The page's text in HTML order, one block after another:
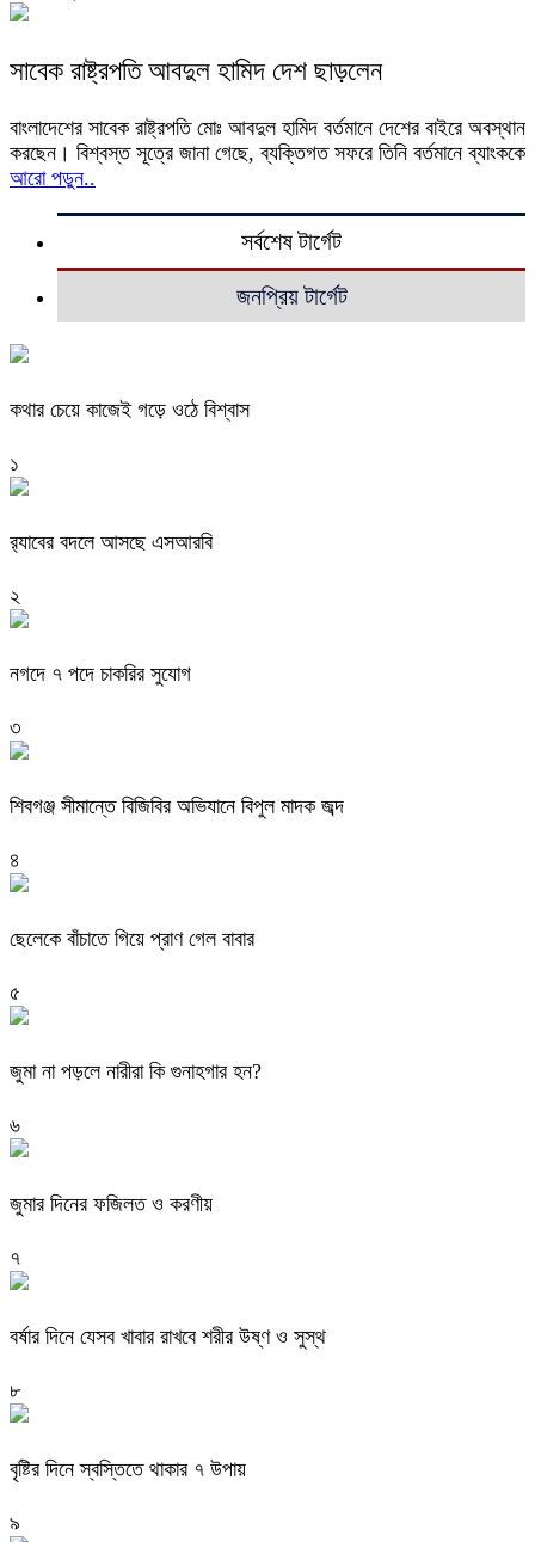
সাবেক রাষ্ট্রপতি আবদুল হামিদ দেশ ছাড়লেন
বাংলাদেশের সাবেক রাষ্ট্রপতি মোঃ আবদুল হামিদ বর্তমানে দেশের বাইরে অবস্থান
করছেন। বিশ্বস্ত সূত্রে জানা গেছে, ব্যক্তিগত সফরে তিনি বর্তমানে ব্যাংককে
আরো পড়ুন..
সর্বশেষ টার্গেট
জনপ্রিয় টার্গেট
কথার চেয়ে কাজেই গড়ে ওঠে বিশ্বাস
১
র‍্যাবের বদলে আসছে এসআরবি
২
নগদে ৭ পদে চাকরির সুযোগ
৩
শিবগঞ্জ সীমান্তে বিজিবির অভিযানে বিপুল মাদক জব্দ
৪
ছেলেকে বাঁচাতে গিয়ে প্রাণ গেল বাবার
৫
জুমা না পড়লে নারীরা কি গুনাহগার হন?
৬
জুমার দিনের ফজিলত ও করণীয়
৭
বর্ষার দিনে যেসব খাবার রাখবে শরীর উষ্ণ ও সুস্থ
৮
বৃষ্টির দিনে স্বস্তিতে থাকার ৭ উপায়
৯